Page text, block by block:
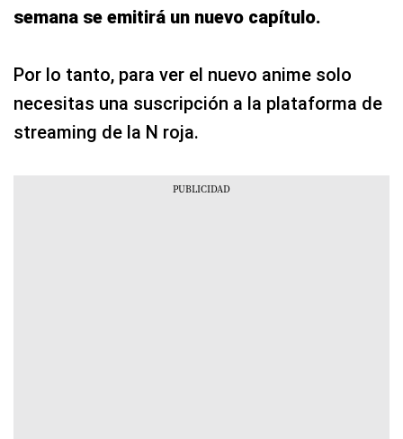
semana se emitirá un nuevo capítulo.
Por lo tanto, para ver el nuevo anime solo
necesitas una suscripción a la plataforma de
streaming de la N roja.